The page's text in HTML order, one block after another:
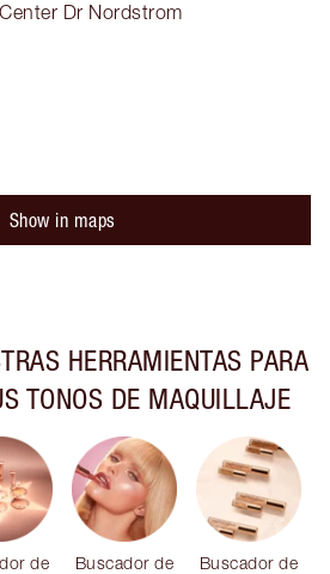
Dr Nordstrom
Show in maps
HERRAMIENTAS PARA
TONOS DE MAQUILLAJE
de
Buscador de
Buscador de